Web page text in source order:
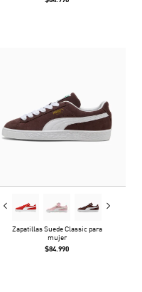
Zapatillas Suede Classic para
mujer
$84.990